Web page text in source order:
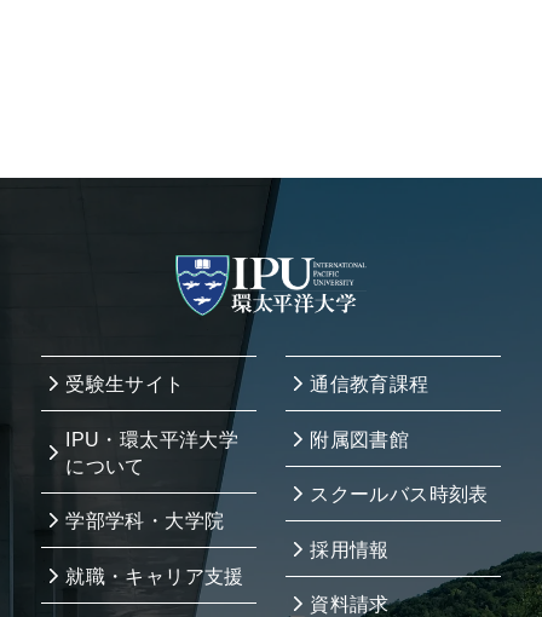
受験生サイト
IPU・環太平洋大学
について
学部学科・大学院
就職・キャリア支援
通信教育課程
附属図書館
スクールバス時刻表
採用情報
資料請求